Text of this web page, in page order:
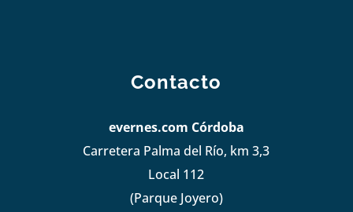
Contacto
evernes.com Córdoba
Carretera Palma del Río, km 3,3
Local 112
(Parque Joyero)